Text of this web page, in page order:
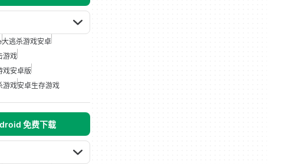
大逃杀游戏安卓
游戏
戏安卓版
游戏安卓生存游戏
免费下载